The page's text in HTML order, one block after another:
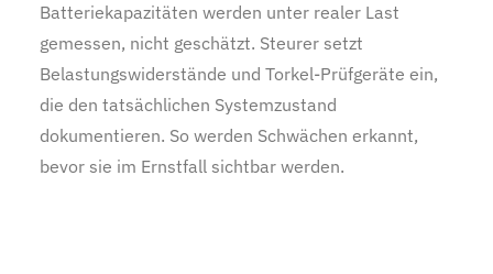
Batteriekapazitäten werden unter realer Last
gemessen, nicht geschätzt. Steurer setzt
Belastungswiderstände und Torkel-Prüfgeräte ein,
die den tatsächlichen Systemzustand
dokumentieren. So werden Schwächen erkannt,
bevor sie im Ernstfall sichtbar werden.